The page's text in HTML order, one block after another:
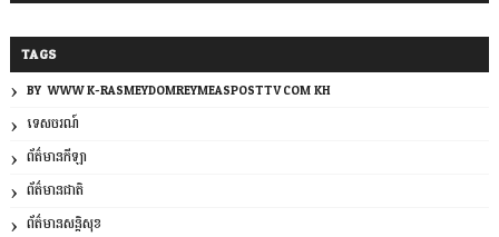
TAGS
BY: WWW.K-RASMEYDOMREYMEASPOSTTV.COM.KH
ទេសចរណ៍
ព័ត៌មានកីឡា
ព័ត៌មានជាតិ
ព័ត៌មានសន្តិសុខ